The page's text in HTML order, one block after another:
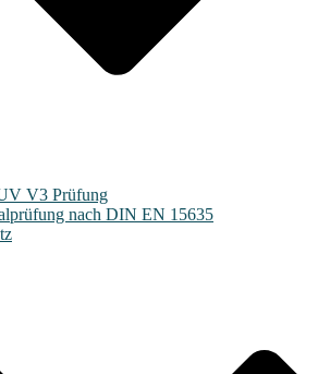
V3 Prüfung
nach DIN EN 15635